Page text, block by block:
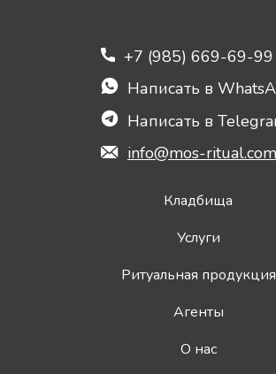
+7 (985) 669-69-99
Написать в
Написать в
info@mos-ritual.com
Кладбища
Услуги
Ритуальная продукция
Агенты
О нас